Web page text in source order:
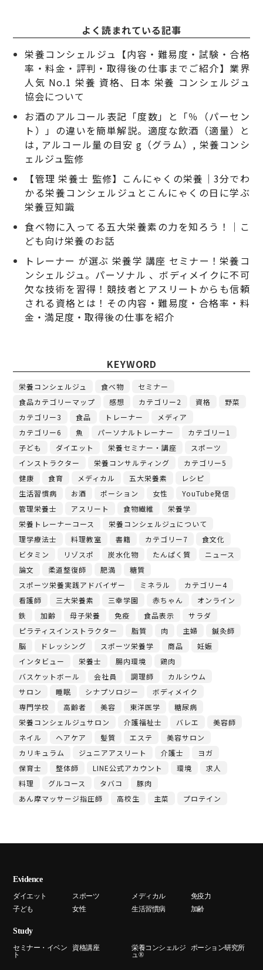
よく読まれている記事
栄養コンシェルジュ【内容・難易度・試験・合格
率・料金・評判・取得後の仕事までご紹介】業界
人気 No.1 栄養 資格、日本 栄養 コンシェルジュ
協会について
お酒のアルコール表記「度数」と「％（パーセン
ト）」の違いを簡単解説。適度な飲酒（適量）と
は, アルコール量の目安 g（グラム）, 栄養コンシ
ェルジュ監修
【管理 栄養士 監修】こんにゃくの栄養｜3分でわ
かる栄養コンシェルジュとこんにゃくの日に学ぶ
栄養豆知識
食べ物に入ってる五大栄養素の力を知ろう！｜こ
ども向け栄養のお話
トレーナー が選ぶ 栄養学 講座 セミナー！栄養コ
ンシェルジュ。パーソナル 、ボディメイクに不可
欠な技術を習得！競技者とアスリートからも信頼
される資格とは！その内容・難易度・合格率・料
金・満足度・取得後の仕事を紹介
KEYWORD
栄養コンシェルジュ 食べ物
セミナー
食品カテゴリーマップ
感想 カテゴリー2 資格
野菜
カテゴリー3
食品 トレーナー
メディア
カテゴリー6
魚 パーソナルトレーナー
カテゴリー1
子ども
ダイエット 栄養セミナー・講座
スポーツ
インストラクター
栄養コンサルティング
カテゴリー5
健康
食育 メディカル 五大栄養素
レシピ
生活習慣病
お酒 ポーション 女性
YouTube発信
管理栄養士
アスリート 食物繊維
栄養学
栄養トレーナーコース
栄養コンシェルジュについて
理学療法士
料理教室 書籍 カテゴリー7
食文化
ビタミン
リゾスポ 炭水化物 たんぱく質
ニュース
論文
柔道整復師 肥満
糖質
スポーツ栄養実践アドバイザー
ミネラル
カテゴリー4
看護師
三大栄養素 三幸学園 赤ちゃん
オンライン
鉄
加齢 母子栄養 免疫 食品表示
サラダ
ピラティスインストラクター
脂質 肉 主婦
鍼灸師
脳
ドレッシング スポーツ栄養学 商品
妊娠
インタビュー
栄養士 腸内環境
鶏肉
バスケットボール
会社員 調理師
カルシウム
サロン
睡眠 シナプソロジー
ボディメイク
専門学校
高齢者 美容 東洋医学
糖尿病
栄養コンシェルジュサロン
介護福祉士 バレエ
美容師
ネイル
ヘアケア 髪質 エステ
美容サロン
カリキュラム
ジュニアアスリート 介護士
ヨガ
保育士
整体師 LINE公式アカウント 環境
求人
料理
グルコース タバコ
豚肉
あん摩マッサージ指圧師
高校生 主菜 プロテイン
Evidence
ダイエット スポーツ メディカル
免疫力
子ども
女性 生活習慣病 加齢
Study
セミナー・イベン
ト
資格講座
栄養コンシェルジ
ュ®
ポーション研究所